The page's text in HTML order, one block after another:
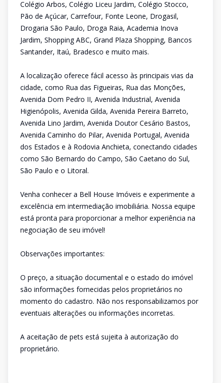
Colégio Arbos, Colégio Liceu Jardim, Colégio Stocco,
Pão de Açúcar, Carrefour, Fonte Leone, Drogasil,
Drogaria São Paulo, Droga Raia, Academia Inova
Jardim, Shopping ABC, Grand Plaza Shopping, Bancos
Santander, Itaú, Bradesco e muito mais.
A localização oferece fácil acesso às principais vias da
cidade, como Rua das Figueiras, Rua das Monções,
Avenida Dom Pedro II, Avenida Industrial, Avenida
Higienópolis, Avenida Gilda, Avenida Pereira Barreto,
Avenida Lino Jardim, Avenida Doutor Cesário Bastos,
Avenida Caminho do Pilar, Avenida Portugal, Avenida
dos Estados e à Rodovia Anchieta, conectando cidades
como São Bernardo do Campo, São Caetano do Sul,
São Paulo e o Litoral.
Venha conhecer a Bell House Imóveis e experimente a
excelência em intermediação imobiliária. Nossa equipe
está pronta para proporcionar a melhor experiência na
negociação de seu imóvel!
Observações importantes:
O preço, a situação documental e o estado do imóvel
são informações fornecidas pelos proprietários no
momento do cadastro. Não nos responsabilizamos por
eventuais alterações ou informações incorretas.
A aceitação de pets está sujeita à autorização do
proprietário.